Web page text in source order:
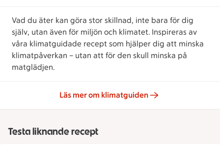
Vad du äter kan göra stor skillnad, inte bara för dig
själv, utan även för miljön och klimatet. Inspireras av
våra klimatguidade recept som hjälper dig att minska
klimatpåverkan – utan att för den skull minska på
matglädjen.
Läs mer om klimatguiden
Testa liknande recept